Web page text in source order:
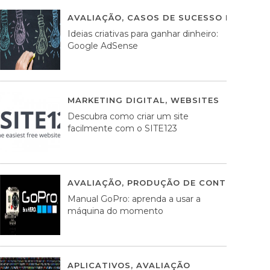
AVALIAÇÃO, CASOS DE SUCESSO DE
Ideias criativas para ganhar dinheiro:
Google AdSense
MARKETING DIGITAL, WEBSITES
Descubra como criar um site
facilmente com o SITE123
AVALIAÇÃO, PRODUÇÃO DE CONTEÚDOS
Manual GoPro: aprenda a usar a
máquina do momento
APLICATIVOS, AVALIAÇÃO